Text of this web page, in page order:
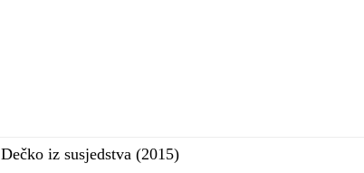
Dečko iz susjedstva (2015)